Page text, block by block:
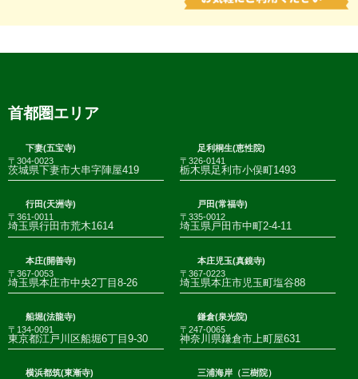
首都圏エリア
下妻(五宝寺)
〒304-0023
茨城県下妻市大串字陣屋419
足利桐生(恵性院)
〒326-0141
栃木県足利市小俣町1493
行田(天洲寺)
〒361-0011
埼玉県行田市荒木1614
戸田(常福寺)
〒335-0012
埼玉県戸田市中町2-4-11
本庄(開善寺)
〒367-0053
埼玉県本庄市中央2丁目8-26
本庄児玉(真鏡寺)
〒367-0223
埼玉県本庄市児玉町塩谷88
船堀(法龍寺)
〒134-0091
東京都江戸川区船堀6丁目9-30
鎌倉(泉光院)
〒247-0065
神奈川県鎌倉市上町屋631
横浜都筑(東漸寺)
三浦海岸（三樹院）